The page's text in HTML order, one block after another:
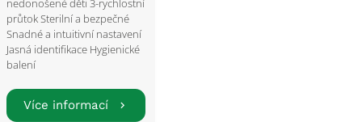
nedonošené děti 3-rychlostní
průtok Sterilní a bezpečné
Snadné a intuitivní nastavení
Jasná identifikace Hygienické
balení
Více informací